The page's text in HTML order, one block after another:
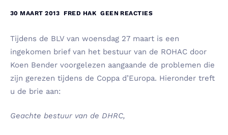
30 MAART 2013 FRED HAK GEEN REACTIES
Tijdens de BLV van woensdag 27 maart is een
ingekomen brief van het bestuur van de ROHAC door
Koen Bender voorgelezen aangaande de problemen die
zijn gerezen tijdens de Coppa d’Europa. Hieronder treft
u de brie aan:
Geachte bestuur van de DHRC,